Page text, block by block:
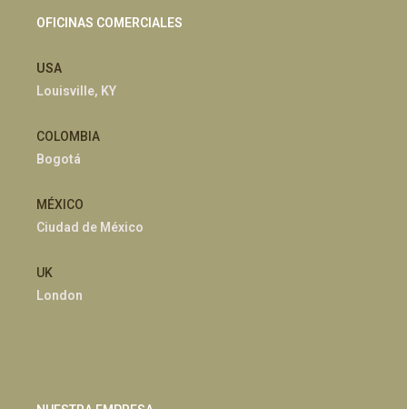
OFICINAS COMERCIALES
USA
Louisville, KY
COLOMBIA
Bogotá
MÉXICO
Ciudad de México
UK
London